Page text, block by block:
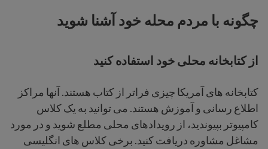
چگونه با مردم محله خود آشنا شوید
از کتابخانه محلی خود استفاده کنید
کتابخانه های آمریکا چیزی فراتر از کتاب هستند. آنها مراکز
اطلاع رسانی و آموزش هستند. می توانید به یک کلاس
کامپیوتر بپیوندید، از رویدادهای محلی مطلع شوید و در مورد
مشاغل مشاوره دریافت کنید. برخی کلاس های انگلیسی